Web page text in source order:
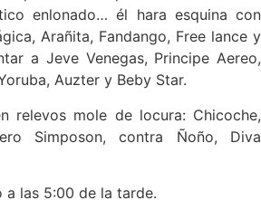
enlonado… él hara esquina con
Arañita, Fandango, Free lance y
a Jeve Venegas, Principe Aereo,
Auzter y Beby Star.
relevos mole de locura: Chicoche,
Simposon, contra Ñoño, Diva
a las 5:00 de la tarde.